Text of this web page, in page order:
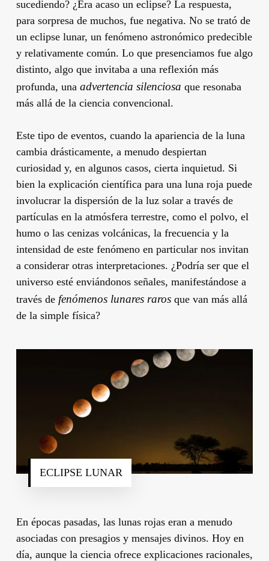
sucediendo? ¿Era acaso un eclipse? La respuesta,
para sorpresa de muchos, fue negativa. No se trató de
un eclipse lunar, un fenómeno astronómico predecible
y relativamente común. Lo que presenciamos fue algo
distinto, algo que invitaba a una reflexión más
profunda, una advertencia silenciosa que resonaba
más allá de la ciencia convencional.
Este tipo de eventos, cuando la apariencia de la luna
cambia drásticamente, a menudo despiertan
curiosidad y, en algunos casos, cierta inquietud. Si
bien la explicación científica para una luna roja puede
involucrar la dispersión de la luz solar a través de
partículas en la atmósfera terrestre, como el polvo, el
humo o las cenizas volcánicas, la frecuencia y la
intensidad de este fenómeno en particular nos invitan
a considerar otras interpretaciones. ¿Podría ser que el
universo esté enviándonos señales, manifestándose a
través de fenómenos lunares rarosque van más allá
de la simple física?
ECLIPSE LUNAR
En épocas pasadas, las lunas rojas eran a menudo
asociadas con presagios y mensajes divinos. Hoy en
día, aunque la ciencia ofrece explicaciones racionales,